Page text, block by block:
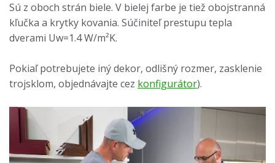
Sú z oboch strán biele. V bielej farbe je tiež obojstranná
kľučka a krytky kovania. Súčiniteľ prestupu tepla
dverami Uw=1.4 W/m²K.
Pokiaľ potrebujete iný dekor, odlišný rozmer, zasklenie
trojsklom, objednávajte cez konfigurátor).